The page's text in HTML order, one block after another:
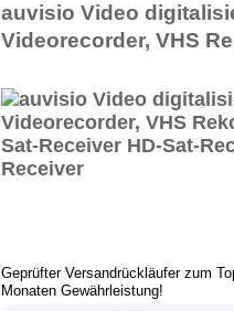
auvisio Video
Videorecorder, VHS
Geprüfter Versandrückläufer zum
Monaten Gewährleistung!